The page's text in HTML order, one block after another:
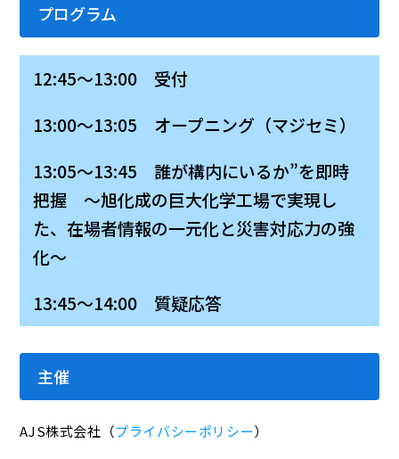
プログラム
12:45～13:00 受付
13:00～13:05 オープニング（マジセミ）
13:05～13:45 誰が構内にいるか”を即時
把握 ～旭化成の巨大化学工場で実現し
た、在場者情報の一元化と災害対応力の強
化～
13:45～14:00 質疑応答
主催
AJS株式会社（プライバシーポリシー）